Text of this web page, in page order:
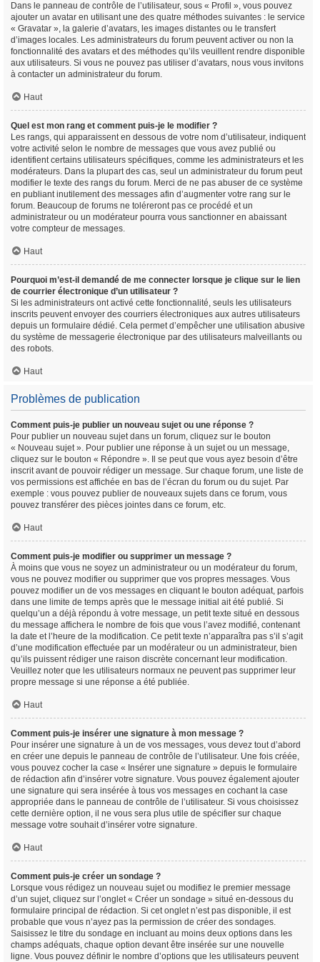
Dans le panneau de contrôle de l’utilisateur, sous « Profil », vous pouvez
ajouter un avatar en utilisant une des quatre méthodes suivantes : le service
« Gravatar », la galerie d’avatars, les images distantes ou le transfert
d’images locales. Les administrateurs du forum peuvent activer ou non la
fonctionnalité des avatars et des méthodes qu’ils veuillent rendre disponible
aux utilisateurs. Si vous ne pouvez pas utiliser d’avatars, nous vous invitons
à contacter un administrateur du forum.
Haut
Quel est mon rang et comment puis-je le modifier ?
Les rangs, qui apparaissent en dessous de votre nom d’utilisateur, indiquent
votre activité selon le nombre de messages que vous avez publié ou
identifient certains utilisateurs spécifiques, comme les administrateurs et les
modérateurs. Dans la plupart des cas, seul un administrateur du forum peut
modifier le texte des rangs du forum. Merci de ne pas abuser de ce système
en publiant inutilement des messages afin d’augmenter votre rang sur le
forum. Beaucoup de forums ne toléreront pas ce procédé et un
administrateur ou un modérateur pourra vous sanctionner en abaissant
votre compteur de messages.
Haut
Pourquoi m’est-il demandé de me connecter lorsque je clique sur le lien
de courrier électronique d’un utilisateur ?
Si les administrateurs ont activé cette fonctionnalité, seuls les utilisateurs
inscrits peuvent envoyer des courriers électroniques aux autres utilisateurs
depuis un formulaire dédié. Cela permet d’empêcher une utilisation abusive
du système de messagerie électronique par des utilisateurs malveillants ou
des robots.
Haut
Problèmes de publication
Comment puis-je publier un nouveau sujet ou une réponse ?
Pour publier un nouveau sujet dans un forum, cliquez sur le bouton
« Nouveau sujet ». Pour publier une réponse à un sujet ou un message,
cliquez sur le bouton « Répondre ». Il se peut que vous ayez besoin d’être
inscrit avant de pouvoir rédiger un message. Sur chaque forum, une liste de
vos permissions est affichée en bas de l’écran du forum ou du sujet. Par
exemple : vous pouvez publier de nouveaux sujets dans ce forum, vous
pouvez transférer des pièces jointes dans ce forum, etc.
Haut
Comment puis-je modifier ou supprimer un message ?
À moins que vous ne soyez un administrateur ou un modérateur du forum,
vous ne pouvez modifier ou supprimer que vos propres messages. Vous
pouvez modifier un de vos messages en cliquant le bouton adéquat, parfois
dans une limite de temps après que le message initial ait été publié. Si
quelqu’un a déjà répondu à votre message, un petit texte situé en dessous
du message affichera le nombre de fois que vous l’avez modifié, contenant
la date et l’heure de la modification. Ce petit texte n’apparaîtra pas s’il s’agit
d’une modification effectuée par un modérateur ou un administrateur, bien
qu’ils puissent rédiger une raison discrète concernant leur modification.
Veuillez noter que les utilisateurs normaux ne peuvent pas supprimer leur
propre message si une réponse a été publiée.
Haut
Comment puis-je insérer une signature à mon message ?
Pour insérer une signature à un de vos messages, vous devez tout d’abord
en créer une depuis le panneau de contrôle de l’utilisateur. Une fois créée,
vous pouvez cocher la case « Insérer une signature » depuis le formulaire
de rédaction afin d’insérer votre signature. Vous pouvez également ajouter
une signature qui sera insérée à tous vos messages en cochant la case
appropriée dans le panneau de contrôle de l’utilisateur. Si vous choisissez
cette dernière option, il ne vous sera plus utile de spécifier sur chaque
message votre souhait d’insérer votre signature.
Haut
Comment puis-je créer un sondage ?
Lorsque vous rédigez un nouveau sujet ou modifiez le premier message
d’un sujet, cliquez sur l’onglet « Créer un sondage » situé en-dessous du
formulaire principal de rédaction. Si cet onglet n’est pas disponible, il est
probable que vous n’ayez pas la permission de créer des sondages.
Saisissez le titre du sondage en incluant au moins deux options dans les
champs adéquats, chaque option devant être insérée sur une nouvelle
ligne. Vous pouvez définir le nombre d’options que les utilisateurs peuvent